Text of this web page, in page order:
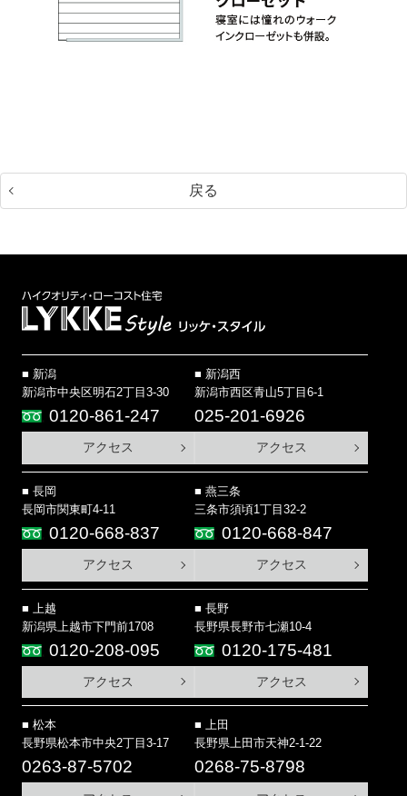
戻る
新潟
新潟市中央区明石2丁目3-30
0120-861-247
アクセス
新潟西
新潟市西区青山5丁目6-1
025-201-6926
アクセス
長岡
長岡市関東町4-11
0120-668-837
アクセス
燕三条
三条市須頃1丁目32-2
0120-668-847
アクセス
上越
新潟県上越市下門前1708
0120-208-095
アクセス
長野
長野県長野市七瀬10-4
0120-175-481
アクセス
松本
長野県松本市中央2丁目3-17
0263-87-5702
上田
長野県上田市天神2-1-22
0268-75-8798